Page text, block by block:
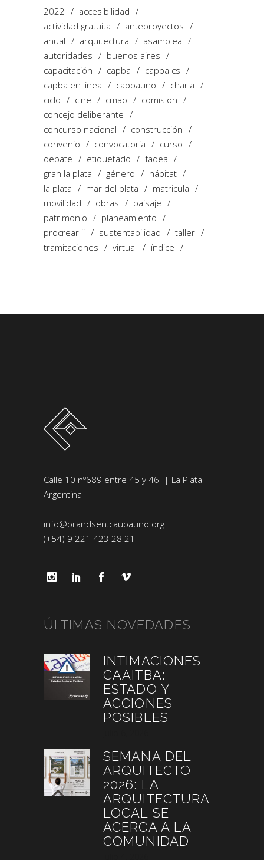
2022
accesibilidad
actividad gratuita
anteproyectos
anual
arquitectura
asamblea
autoridades
buenos aires
capacitación
capba
capba cs
capba en linea
capbauno
charla
ciclo
cine cmao
comision
concejo deliberante
concurso nacional
construcción
convenio
convocatoria
curso
debate
etiquetado
fadea
gran la plata
género
hábitat
la plata
mar del plata
matricula
movilidad
obras
paisaje
patrimonio
planeamiento
procrear ii
sustentabilidad
taller
tramitaciones
virtual índice
Calle 10 nº689 entre 45 y 46 | La Plata |
Argentina
info@brandsen.caubauno.org
(+54) 9 221 423 28 21
ÚLTIMAS NOVEDADES
INTIMACIONES
CAAITBA:
ESTADO Y
ACCIONES
POSIBLES
SEMANA DEL
ARQUITECTO
2026: LA
ARQUITECTURA
LOCAL SE
ACERCA A LA
COMUNIDAD